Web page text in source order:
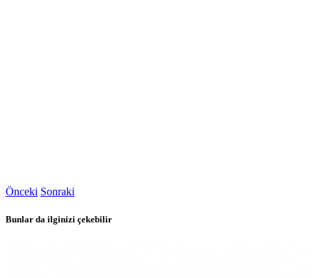
Önceki Sonraki
Bunlar da ilginizi çekebilir